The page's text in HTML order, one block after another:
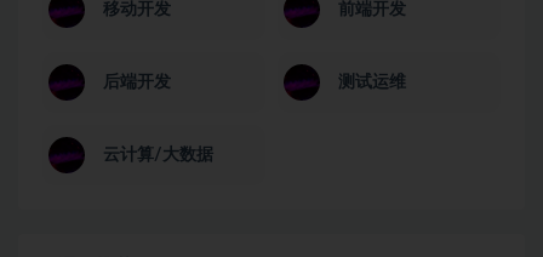
移动开发 前端开发
后端开发 测试运维
云计算/大数据